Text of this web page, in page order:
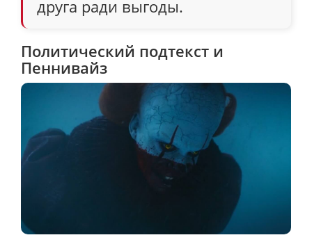
друга ради выгоды.
Политический подтекст и
Пеннивайз